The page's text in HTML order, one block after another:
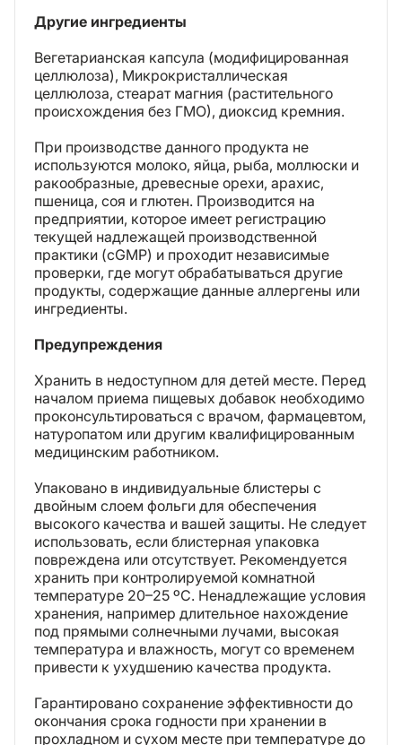
Другие ингредиенты
Вегетарианская капсула (модифицированная
целлюлоза), Микрокристаллическая
целлюлоза, стеарат магния (растительного
происхождения без ГМО), диоксид кремния.
При производстве данного продукта не
используются молоко, яйца, рыба, моллюски и
ракообразные, древесные орехи, арахис,
пшеница, соя и глютен. Производится на
предприятии, которое имеет регистрацию
текущей надлежащей производственной
практики (cGMP) и проходит независимые
проверки, где могут обрабатываться другие
продукты, содержащие данные аллергены или
ингредиенты.
Предупреждения
Хранить в недоступном для детей месте. Перед
началом приема пищевых добавок необходимо
проконсультироваться с врачом, фармацевтом,
натуропатом или другим квалифицированным
медицинским работником.
Упаковано в индивидуальные блистеры с
двойным слоем фольги для обеспечения
высокого качества и вашей защиты. Не следует
использовать, если блистерная упаковка
повреждена или отсутствует. Рекомендуется
хранить при контролируемой комнатной
температуре 20–25 ºC. Ненадлежащие условия
хранения, например длительное нахождение
под прямыми солнечными лучами, высокая
температура и влажность, могут со временем
привести к ухудшению качества продукта.
Гарантировано сохранение эффективности до
окончания срока годности при хранении в
прохладном и сухом месте при температуре до